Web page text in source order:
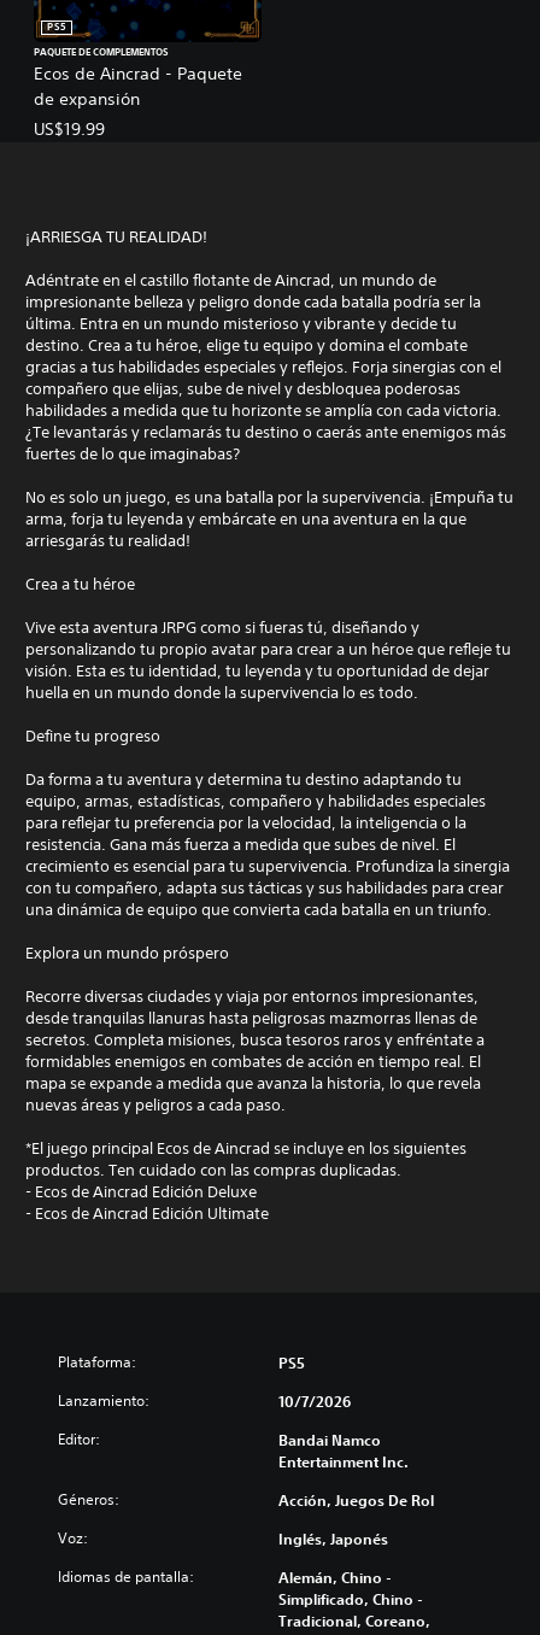
Ecos de Aincrad - Paquete
de expansión
PS5
PAQUETE DE COMPLEMENTOS
US$19.99
¡ARRIESGA TU REALIDAD!
Adéntrate en el castillo flotante de Aincrad, un mundo de
impresionante belleza y peligro donde cada batalla podría ser la
última. Entra en un mundo misterioso y vibrante y decide tu
destino. Crea a tu héroe, elige tu equipo y domina el combate
gracias a tus habilidades especiales y reflejos. Forja sinergias con el
compañero que elijas, sube de nivel y desbloquea poderosas
habilidades a medida que tu horizonte se amplía con cada victoria.
¿Te levantarás y reclamarás tu destino o caerás ante enemigos más
fuertes de lo que imaginabas?
No es solo un juego, es una batalla por la supervivencia. ¡Empuña tu
arma, forja tu leyenda y embárcate en una aventura en la que
arriesgarás tu realidad!
Crea a tu héroe
Vive esta aventura JRPG como si fueras tú, diseñando y
personalizando tu propio avatar para crear a un héroe que refleje tu
visión. Esta es tu identidad, tu leyenda y tu oportunidad de dejar
huella en un mundo donde la supervivencia lo es todo.
Define tu progreso
Da forma a tu aventura y determina tu destino adaptando tu
equipo, armas, estadísticas, compañero y habilidades especiales
para reflejar tu preferencia por la velocidad, la inteligencia o la
resistencia. Gana más fuerza a medida que subes de nivel. El
crecimiento es esencial para tu supervivencia. Profundiza la sinergia
con tu compañero, adapta sus tácticas y sus habilidades para crear
una dinámica de equipo que convierta cada batalla en un triunfo.
Explora un mundo próspero
Recorre diversas ciudades y viaja por entornos impresionantes,
desde tranquilas llanuras hasta peligrosas mazmorras llenas de
secretos. Completa misiones, busca tesoros raros y enfréntate a
formidables enemigos en combates de acción en tiempo real. El
mapa se expande a medida que avanza la historia, lo que revela
nuevas áreas y peligros a cada paso.
*El juego principal Ecos de Aincrad se incluye en los siguientes
productos. Ten cuidado con las compras duplicadas.
- Ecos de Aincrad Edición Deluxe
- Ecos de Aincrad Edición Ultimate
Plataforma: PS5
Lanzamiento: 10/7/2026
Editor:
Bandai Namco
Entertainment Inc.
Géneros: Acción, Juegos De Rol
Voz: Inglés, Japonés
Idiomas de pantalla:
Alemán, Chino -
Simplificado, Chino -
Tradicional, Coreano,